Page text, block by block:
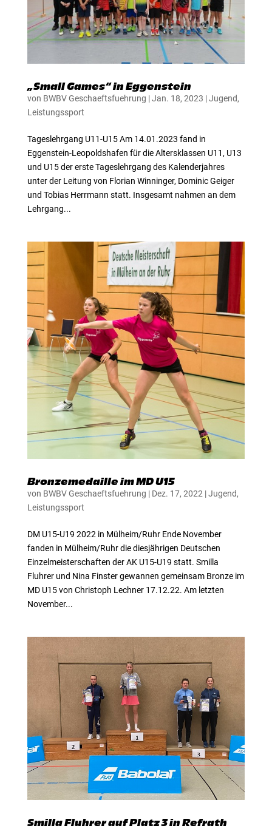
„Small Games“ in Eggenstein
von BWBV Geschaeftsfuehrung |Jan. 18, 2023 |Jugend,
Leistungssport
Tageslehrgang U11-U15 Am 14.01.2023 fand in
Eggenstein-Leopoldshafen für die Altersklassen U11, U13
und U15 der erste Tageslehrgang des Kalenderjahres
unter der Leitung von Florian Winninger, Dominic Geiger
und Tobias Herrmann statt. Insgesamt nahmen an dem
Lehrgang...
Bronzemedaille im MD U15
von BWBV Geschaeftsfuehrung | Dez. 17, 2022 |Jugend,
Leistungssport
DM U15-U19 2022 in Mülheim/Ruhr Ende November
fanden in Mülheim/Ruhr die diesjährigen Deutschen
Einzelmeisterschaften der AK U15-U19 statt. Smilla
Fluhrer und Nina Finster gewannen gemeinsam Bronze im
MD U15 von Christoph Lechner 17.12.22. Am letzten
November...
Smilla Fluhrer auf Platz 3 in Refrath